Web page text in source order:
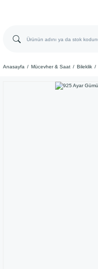
Anasayfa Mücevher & Saat Bileklik